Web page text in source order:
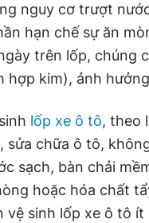
nguy cơ trượt
hạn chế sự ăn
trên lốp, chúng
hợp kim), ảnh
lốp xe ô tô, theo
sửa chữa ô tô,
sạch, bàn chải
hoặc hóa chất
vệ sinh lốp xe ô tô